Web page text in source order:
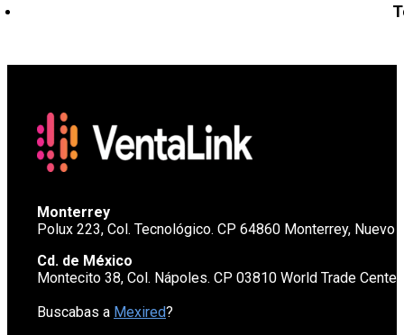
Monterrey
Polux 223, Col. Tecnológico. CP 64860 Monterrey, Nuevo
Cd. de México
Montecito 38, Col. Nápoles. CP 03810 World Trade
Buscabas a Mexired?